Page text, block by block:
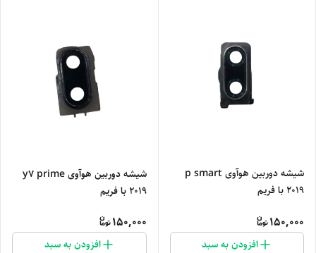
شیشه دوربین هوآوی p smart
2019 با فریم
150,000
افزودن به سبد
شیشه دوربین هوآوی y7 prime
2019 با فریم
150,000
افزودن به سبد